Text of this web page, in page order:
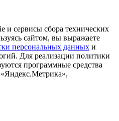
и сервисы сбора технических
сайтом, вы выражаете
персональных данных и
Для реализации политики
программные средства